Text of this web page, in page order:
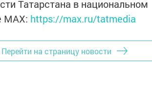
Татарстана в национальном
MАХ: https://max.ru/tatmedia
Перейти на страницу новости